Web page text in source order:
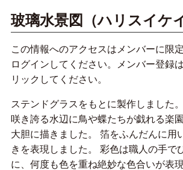
玻璃水景図（ハリスイケ
この情報へのアクセスはメンバーに限
ログインしてください。メンバー登録
リックしてください。
ステンドグラスをもとに製作しました
咲き誇る水辺に鳥や蝶たちが戯れる楽
大胆に描きました。 箔をふんだんに用
きを表現しました。 彩色は職人の手で
に、何度も色を重ね絶妙な色合いが表